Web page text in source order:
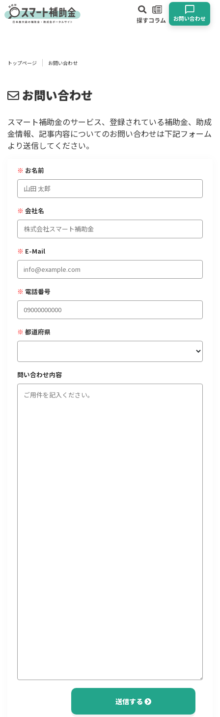
探すコラム お問い合わせ
団体
エリア
業種
建設･不動産業
宿泊･旅館業
使い道
経営改善・経営強化 販路拡大
IT導入
人材採用・雇用
起業・創業
事業承継 災害・被災者支援
コロナ関連
環境・省エネ
テレワーク
トップページ お問い合わせ
お問い合わせ
スマート補助金のサービス、登録されている補助金、助成
金情報、記事内容についてのお問い合わせは下記フォーム
より送信してください。
※ お名前
※ 会社名
※ E-Mail
※ 電話番号
※ 都道府県
問い合わせ内容
送信する